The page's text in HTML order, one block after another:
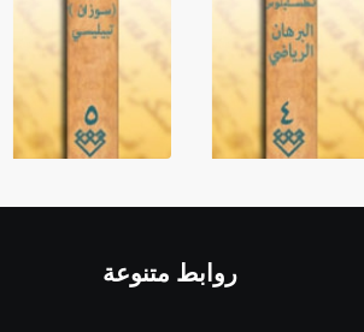
روابط متنوعة